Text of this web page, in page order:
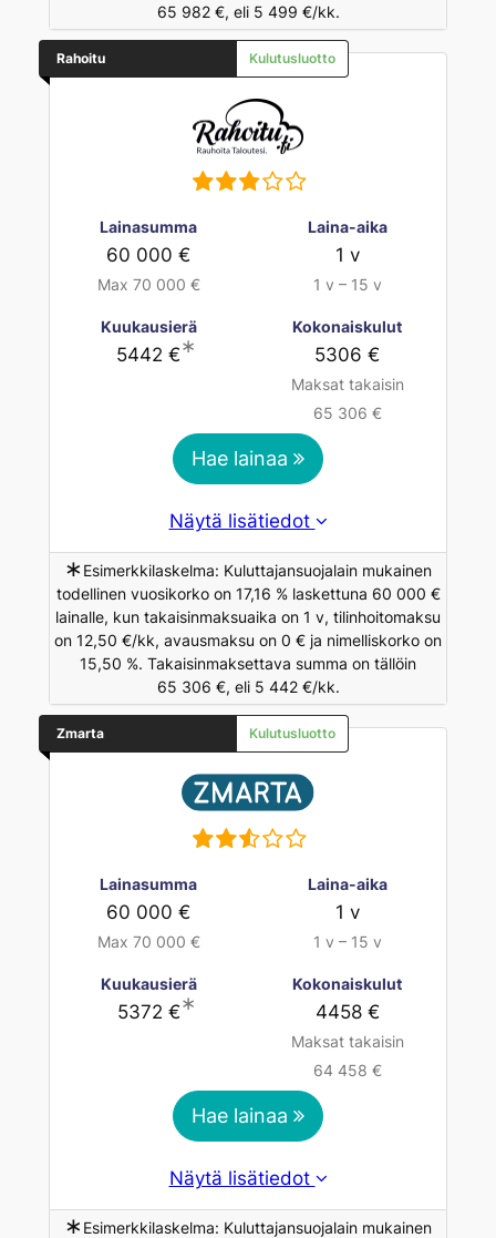
65 982 €, eli 5 499 €/kk.
Rahoitu Kulutusluotto
Lainasumma
60 000 €
Max 70 000 €
Laina-aika
1 v
1 v – 15 v
Kuukausierä
5442 €∗
Kokonaiskulut
5306 €
Maksat takaisin
65 306 €
Hae lainaa
Näytä lisätiedot
∗ Esimerkkilaskelma: Kuluttajansuojalain mukainen
todellinen vuosikorko on 17,16 % laskettuna 60 000 €
lainalle, kun takaisinmaksuaika on 1 v, tilinhoitomaksu
on 12,50 €/kk, avausmaksu on 0 € ja nimelliskorko on
15,50 %. Takaisinmaksettava summa on tällöin
65 306 €, eli 5 442 €/kk.
Zmarta Kulutusluotto
Lainasumma
60 000 €
Max 70 000 €
Laina-aika
1 v
1 v – 15 v
Kuukausierä
5372 €∗
Kokonaiskulut
4458 €
Maksat takaisin
64 458 €
Hae lainaa
Näytä lisätiedot
∗ Esimerkkilaskelma: Kuluttajansuojalain mukainen